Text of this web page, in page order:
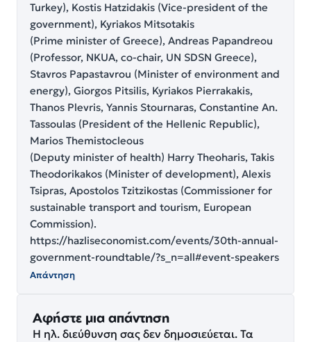
Turkey), Kostis Hatzidakis (Vice-president of the
government), Kyriakos Mitsotakis
(Prime minister of Greece), Andreas Papandreou
(Professor, NKUA, co-chair, UN SDSN Greece),
Stavros Papastavrou (Minister of environment and
energy), Giorgos Pitsilis, Kyriakos Pierrakakis,
Thanos Plevris, Yannis Stournaras, Constantine An.
Tassoulas (President of the Hellenic Republic),
Marios Themistocleous
(Deputy minister of health) Harry Theoharis, Takis
Theodorikakos (Minister of development), Alexis
Tsipras, Apostolos Tzitzikostas (Commissioner for
sustainable transport and tourism, European
Commission).
https://hazliseconomist.com/events/30th-annual-
government-roundtable/?s_n=all#event-speakers
Απάντηση
Αφήστε μια απάντηση
Η ηλ. διεύθυνση σας δεν δημοσιεύεται. Τα